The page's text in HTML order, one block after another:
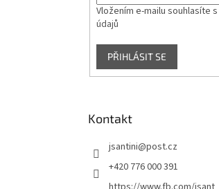
Vložením e-mailu souhlasíte s
údajů
PŘIHLÁSIT SE
Kontakt
jsantini@post.cz
+420 776 000 391